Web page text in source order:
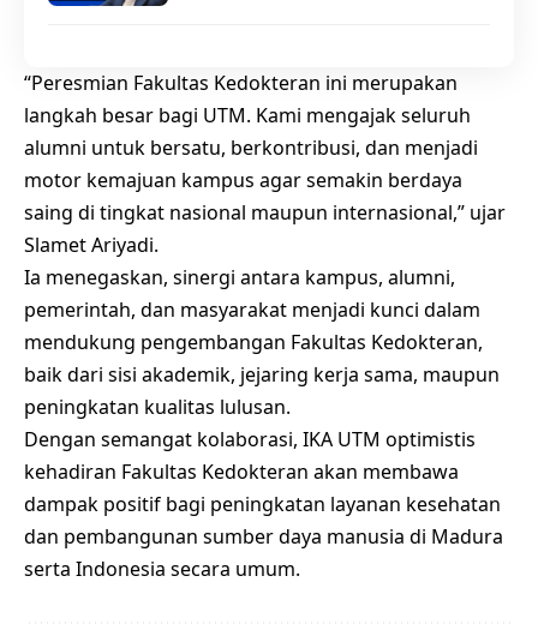
“Peresmian Fakultas Kedokteran ini merupakan
langkah besar bagi UTM. Kami mengajak seluruh
alumni untuk bersatu, berkontribusi, dan menjadi
motor kemajuan kampus agar semakin berdaya
saing di tingkat nasional maupun internasional,” ujar
Slamet Ariyadi.
Ia menegaskan, sinergi antara kampus, alumni,
pemerintah, dan masyarakat menjadi kunci dalam
mendukung pengembangan Fakultas Kedokteran,
baik dari sisi akademik, jejaring kerja sama, maupun
peningkatan kualitas lulusan.
Dengan semangat kolaborasi, IKA UTM optimistis
kehadiran Fakultas Kedokteran akan membawa
dampak positif bagi peningkatan layanan kesehatan
dan pembangunan sumber daya manusia di Madura
serta Indonesia secara umum.